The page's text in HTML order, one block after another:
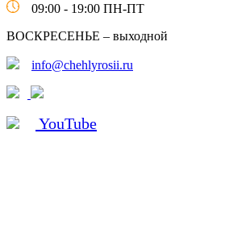
09:00 - 19:00 ПН-ПТ
ВОСКРЕСЕНЬЕ – выходной
info@chehlyrosii.ru
YouTube